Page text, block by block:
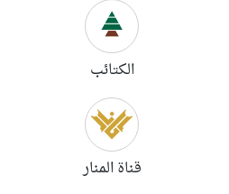
الكتائب
قناة المنار